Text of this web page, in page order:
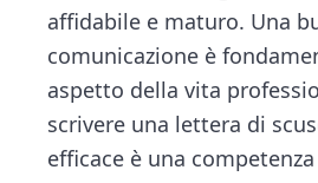
affidabile e maturo. Una
comunicazione è
aspetto della vita
scrivere una lettera di
efficace è una